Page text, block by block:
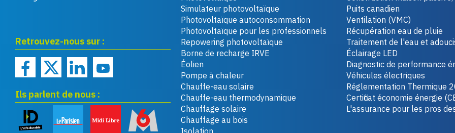
Retrouvez-nous sur :
Ils parlent de nous :
Simulateur photovoltaïque
Photovoltaïque autoconsommation
Photovoltaïque pour les professionnels
Repowering photovoltaïque
Borne de recharge IRVE
Éolien
Pompe à chaleur
Chauffe-eau solaire
Chauffe-eau thermodynamique
Chauffage solaire
Chauffage au bois
Isolation
Puits canadien
Ventilation (VMC)
Récupération eau de pluie
Traitement de l'eau et
Éclairage LED
Diagnostic de performance
Véhicules électriques
Réglementation Thermique
Certificat économie énergie
L'assurance pour les pros